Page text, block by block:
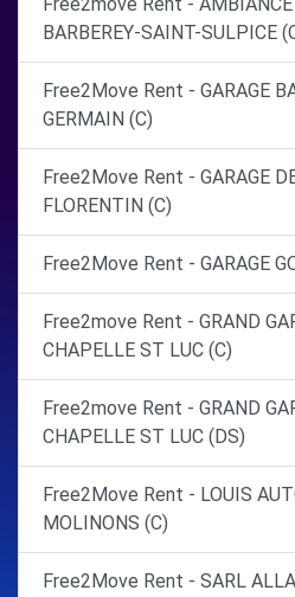
BARBEREY-SAINT-SULPICE
Free2Move Rent - GARAGE
GERMAIN (C)
Free2Move Rent - GARAGE
FLORENTIN (C)
Free2Move Rent - GARAGE
Free2move Rent - GRAND
CHAPELLE ST LUC (C)
Free2move Rent - GRAND
CHAPELLE ST LUC (DS)
Free2Move Rent - LOUIS
MOLINONS (C)
Free2Move Rent - SARL